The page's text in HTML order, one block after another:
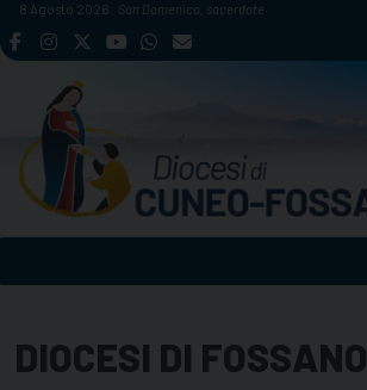
Skip
to
8 Agosto 2026 San Domenico, sacerdote
DIOCESI DI FOSSANO